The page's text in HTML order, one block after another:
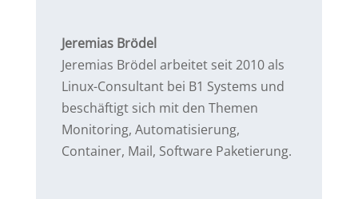
Jeremias Brödel
Jeremias Brödel arbeitet seit 2010 als
Linux-Consultant bei B1 Systems und
beschäftigt sich mit den Themen
Monitoring, Automatisierung,
Container, Mail, Software Paketierung.